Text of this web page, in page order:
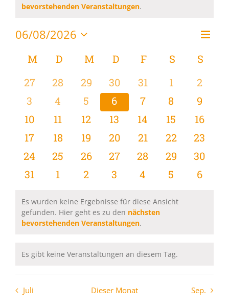
bevorstehenden Veranstaltungen.
Monat
06/08/2026
wählen.
Kalender
von
Veranstaltungen
MMONTAG
D DIENSTAG
MMITTWOCH
D DONNERSTAG
F FREITAG
S SAMSTAG
S
0
Veranstaltungen
27
0
Veranstaltungen
28
0
Veranstaltungen
29
0
Veranstaltungen
30
0
Veranstaltungen
31
0
1
0
2
0
Veranstaltungen
3
0
Veranstaltungen
4
0
Veranstaltungen
5
0
Veranstaltungen
6
0
Veranstaltungen
7
0
8
0
9
0
Veranstaltungen
10
0
Veranstaltungen
11
0
Veranstaltungen
12
0
Veranstaltungen
13
0
Veranstaltungen
14
0
15
0
16
0
Veranstaltungen
17
0
Veranstaltungen
18
0
Veranstaltungen
19
0
Veranstaltungen
20
0
Veranstaltungen
21
0
22
0
23
0
Veranstaltungen
24
0
Veranstaltungen
25
0
Veranstaltungen
26
0
Veranstaltungen
27
0
Veranstaltungen
28
0
29
0
30
0
31
0
1
0
2
0
3
0
4
0
5
0
6
Hinweis
Es wurden keine Ergebnisse für diese Ansicht
gefunden. Hier geht es zu den nächsten
bevorstehenden Veranstaltungen.
Hinweis
Es gibt keine Veranstaltungen an diesem Tag.
Juli Dieser Monat Sep.